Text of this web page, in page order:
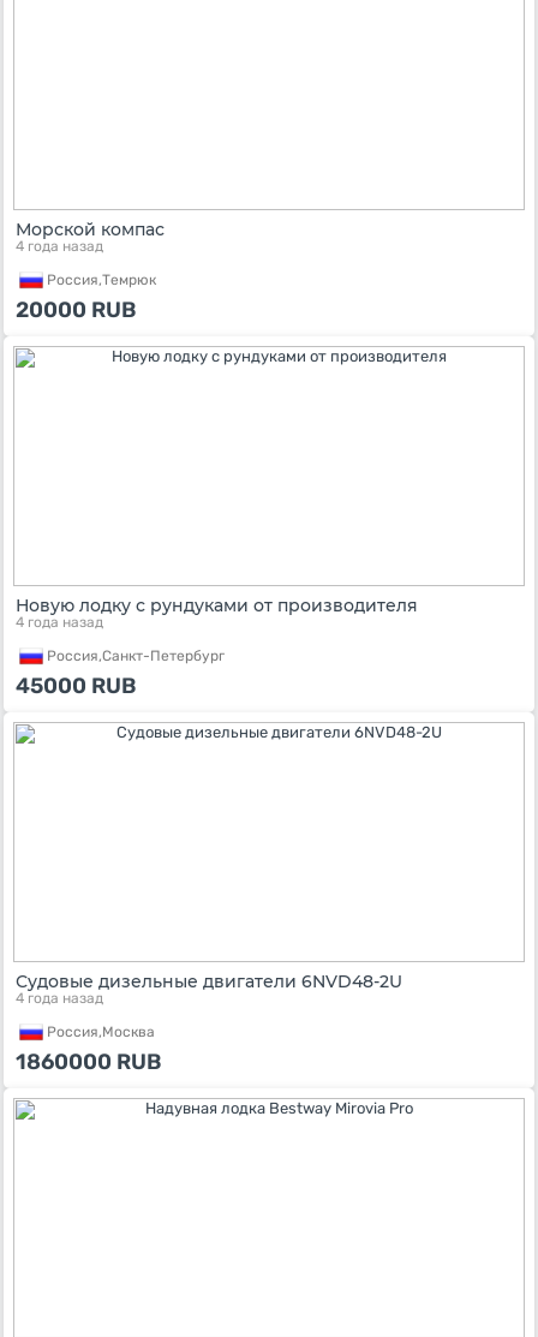
Морской компас
4 года назад
Россия,Темрюк
20000 RUB
Новую лодку с рундуками от производителя
4 года назад
Россия,Санкт-Петербург
45000 RUB
Судовые дизельные двигатели 6NVD48-2U
4 года назад
Россия,Москва
1860000 RUB